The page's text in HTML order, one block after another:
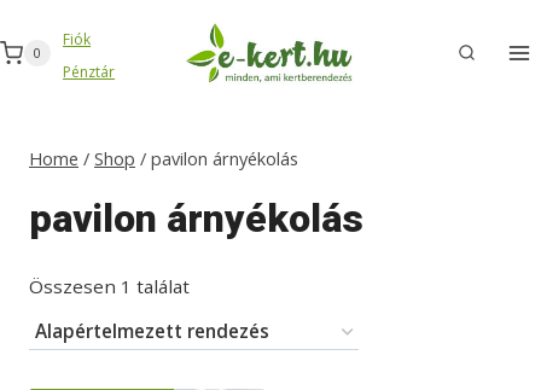
to
content
0
Fiók
Pénztár
Home / Shop / pavilon árnyékolás
pavilon árnyékolás
Összesen 1 találat